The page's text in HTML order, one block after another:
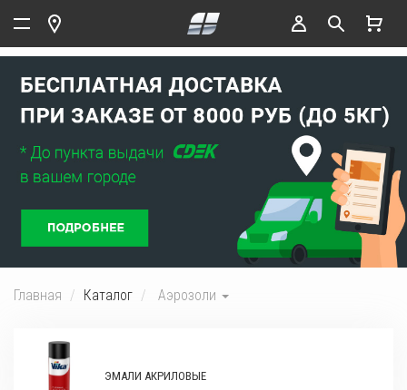
Главная Каталог Аэрозоли
ЭМАЛИ АКРИЛОВЫЕ